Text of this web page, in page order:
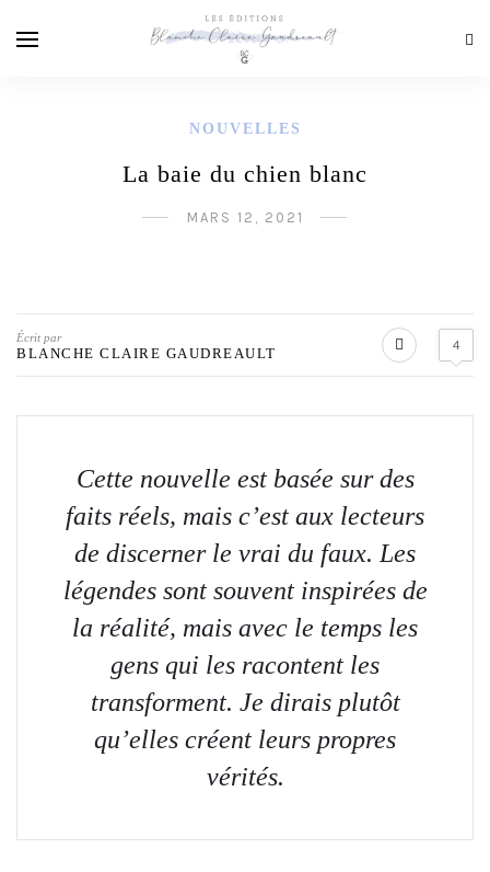
NOUVELLES
La baie du chien blanc
MARS 12, 2021
Écrit par
BLANCHE CLAIRE GAUDREAULT 4
Cette nouvelle est basée sur des
faits réels, mais c’est aux lecteurs
de discerner le vrai du faux. Les
légendes sont souvent inspirées de
la réalité, mais avec le temps les
gens qui les racontent les
transforment. Je dirais plutôt
qu’elles créent leurs propres
vérités.